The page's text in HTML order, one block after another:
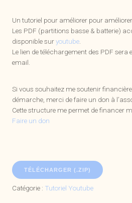
Un tutoriel pour améliorer pour
Les PDF (partitions basse & batterie)
disponible suryoutube
Le lien de téléchargement des PDF
email.
Si vous souhaitez me soutenir
démarche, merci de faire un don à
Cette structure me permet de financer
Faire un don
TÉLÉCHARGER (.ZIP)
Catégorie : Tutoriel Youtube